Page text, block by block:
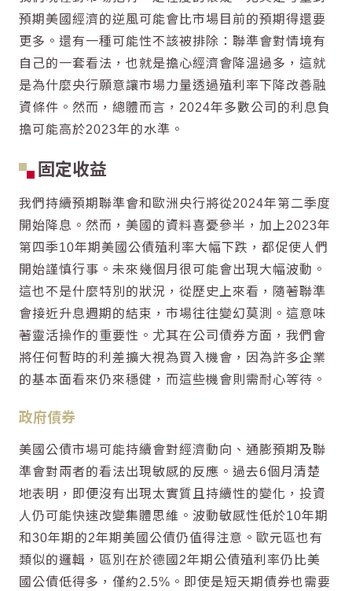
預期美國經濟的逆風可能會比市場目前的預期得還要
更多。還有一種可能性不該被排除：聯準會對情境有
自己的一套看法，也就是擔心經濟會降溫過多，這就
是為什麼央行願意讓市場力量透過殖利率下降改善融
資條件。然而，總體而言，2024年多數公司的利息負
擔可能高於2023年的水準。
固定收益
我們持續預期聯準會和歐洲央行將從2024年第二季度
開始降息。然而，美國的資料喜憂參半，加上2023年
第四季10年期美國公債殖利率大幅下跌，都促使人們
開始謹慎行事。未來幾個月很可能會出現大幅波動。
這也不是什麼特別的狀況，從歷史上來看，隨著聯準
會接近升息週期的結束，市場往往變幻莫測。這意味
著靈活操作的重要性。尤其在公司債券方面，我們會
將任何暫時的利差擴大視為買入機會，因為許多企業
的基本面看來仍來穩健，而這些機會則需耐心等待。
政府債券
美國公債市場可能持續會對經濟動向、通膨預期及聯
準會對兩者的看法出現敏感的反應。過去6個月清楚
地表明，即便沒有出現太實質且持續性的變化，投資
人仍可能快速改變集體思維。波動敏感性低於10年期
和30年期的2年期美國公債仍值得注意。歐元區也有
類似的邏輯，區別在於德國2年期公債殖利率仍比美
國公債低得多，僅約2.5%。即使是短天期債券也需要